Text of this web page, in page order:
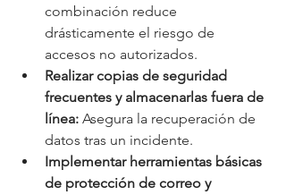
combinación reduce
drásticamente el riesgo de
accesos no autorizados.
Realizar copias de seguridad
frecuentes y almacenarlas fuera de
línea: Asegura la recuperación de
datos tras un incidente.
Implementar herramientas básicas
de protección de correo y